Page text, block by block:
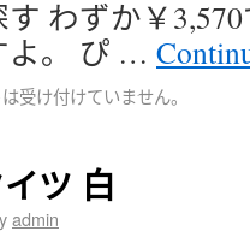
わずか￥
よ。 ぴ …
受け付けていません。
ツ 白
admin